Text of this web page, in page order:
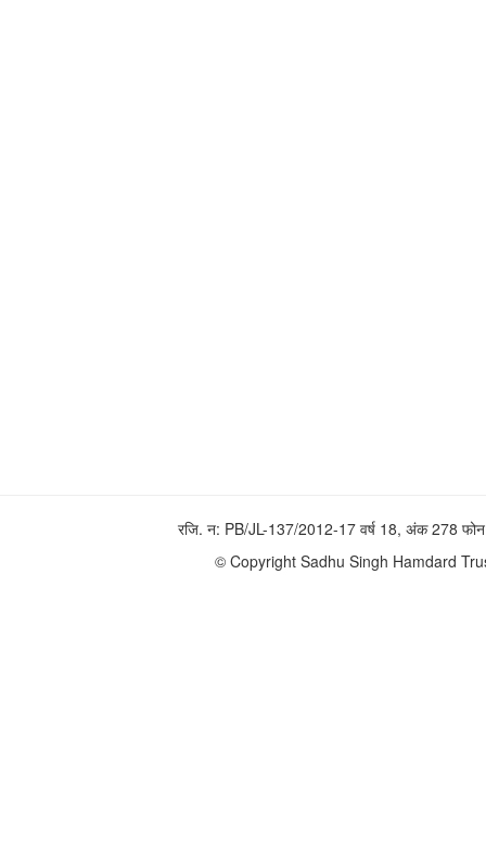
रजि. न: PB/JL-137/2012-17 वर्ष 18, अंक 278
© Copyright Sadhu Singh Hamdard